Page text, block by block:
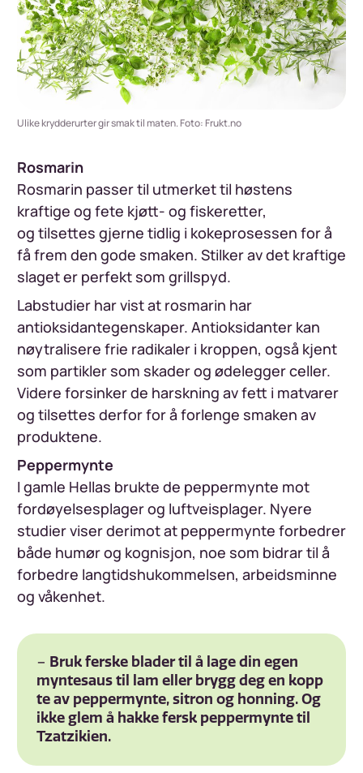
Ulike krydderurter gir smak til maten. Foto: Frukt.no
Rosmarin
Rosmarin passer til utmerket til høstens
kraftige og fete kjøtt- og fiskeretter,
og tilsettes gjerne tidlig i kokeprosessen for å
få frem den gode smaken. Stilker av det kraftige
slaget er perfekt som grillspyd.
Labstudier har vist at rosmarin har
antioksidantegenskaper. Antioksidanter kan
nøytralisere frie radikaler i kroppen, også kjent
som partikler som skader og ødelegger celler.
Videre forsinker de harskning av fett i matvarer
og tilsettes derfor for å forlenge smaken av
produktene.
Peppermynte
I gamle Hellas brukte de peppermynte mot
fordøyelsesplager og luftveisplager. Nyere
studier viser derimot at peppermynte forbedrer
både humør og kognisjon, noe som bidrar til å
forbedre langtidshukommelsen, arbeidsminne
og våkenhet.
− Bruk ferske blader til å lage din egen
myntesaus til lam eller brygg deg en kopp
te av peppermynte, sitron og honning. Og
ikke glem å hakke fersk peppermynte til
Tzatzikien.